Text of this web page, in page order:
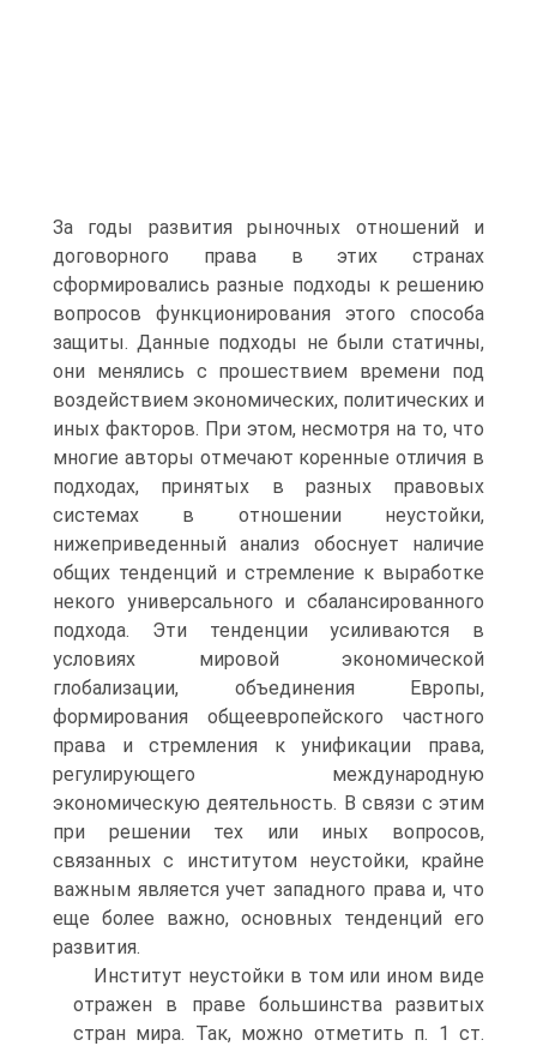
За годы развития рыночных отношений и
договорного права в этих странах
сформировались разные подходы к решению
вопросов функционирования этого способа
защиты. Данные подходы не были статичны,
они менялись с прошествием времени под
воздействием экономических, политических и
иных факторов. При этом, несмотря на то, что
многие авторы отмечают коренные отличия в
подходах, принятых в разных правовых
системах в отношении неустойки,
нижеприведенный анализ обоснует наличие
общих тенденций и стремление к выработке
некого универсального и сбалансированного
подхода. Эти тенденции усиливаются в
условиях мировой экономической
глобализации, объединения Европы,
формирования общеевропейского частного
права и стремления к унификации права,
регулирующего международную
экономическую деятельность. В связи с этим
при решении тех или иных вопросов,
связанных с институтом неустойки, крайне
важным является учет западного права и, что
еще более важно, основных тенденций его
развития.
Институт неустойки в том или ином виде
отражен в праве большинства развитых
стран мира. Так, можно отметить п. 1 ст.